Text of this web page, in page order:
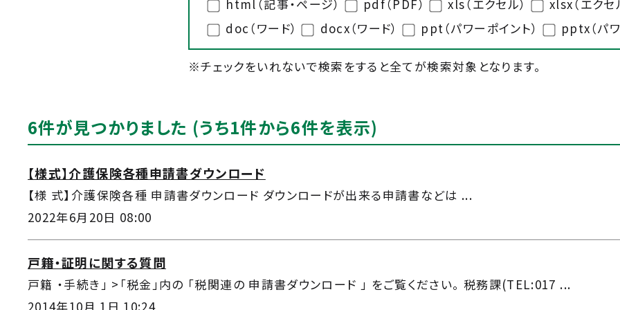
html（記事・ページ） pdf（PDF） xls（エクセル）
xlsx（エクセ
doc（ワード）
docx（ワード） ppt（パワーポイント） pptx（パ
※チェックをいれないで検索をすると全てが検索対象となります。
6件が見つかりました (うち1件から6件を表示)
【様式】介護保険各種申請書ダウンロード
【様 式】介護保険各種 申請書ダウンロード ダウンロードが出来る申請書などは ...
2022年6月20日 08:00
戸籍・証明に関する質問
戸籍 ・手続き」 >「税金」内の 「税関連の 申請書ダウンロード 」 をご覧ください。 税務課(TEL:017 ...
2014年10月 1日 10:24